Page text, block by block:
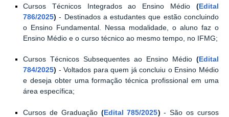
Cursos Técnicos Integrados ao Ensino Médio (Edital
786/2025) - Destinados a estudantes que estão concluindo
o Ensino Fundamental. Nessa modalidade, o aluno faz o
Ensino Médio e o curso técnico ao mesmo tempo, no IFMG;
Cursos Técnicos Subsequentes ao Ensino Médio ( Edital
784/2025) -Voltados para quem já concluiu o Ensino Médio
e deseja obter uma formação técnica profissional em uma
área específica;
Cursos de Graduação (Edital 785/2025) -São os cursos